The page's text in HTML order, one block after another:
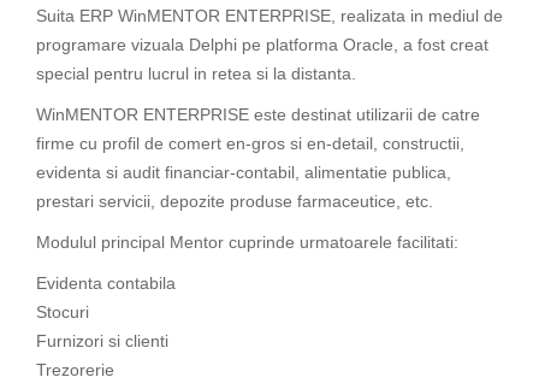
Suita ERP WinMENTOR ENTERPRISE, realizata in mediul de
programare vizuala Delphi pe platforma Oracle, a fost creat
special pentru lucrul in retea si la distanta.
WinMENTOR ENTERPRISE este destinat utilizarii de catre
firme cu profil de comert en-gros si en-detail, constructii,
evidenta si audit financiar-contabil, alimentatie publica,
prestari servicii, depozite produse farmaceutice, etc.
Modulul principal Mentor cuprinde urmatoarele facilitati:
Evidenta contabila
Stocuri
Furnizori si clienti
Trezorerie